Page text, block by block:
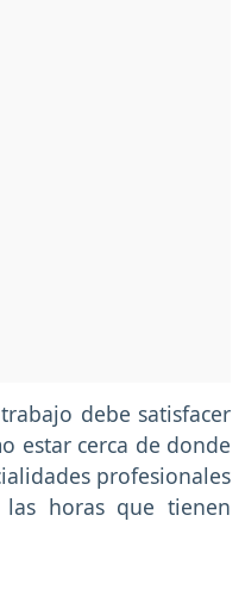
debe satisfacer
estar cerca de donde
profesionales
horas que tienen